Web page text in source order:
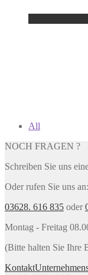
All
NOCH FRAGEN ?
Schreiben Sie uns
Oder rufen Sie uns an:
03628. 616 835 oder
Montag - Freitag
(Bitte halten Sie Ihre
Kontakt